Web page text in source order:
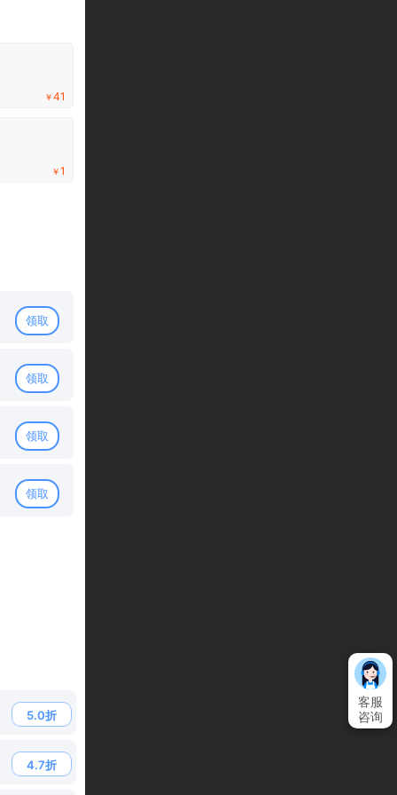
￥41
￥1
领取
领取
领取
领取
5.0折
4.7折
客服
咨询